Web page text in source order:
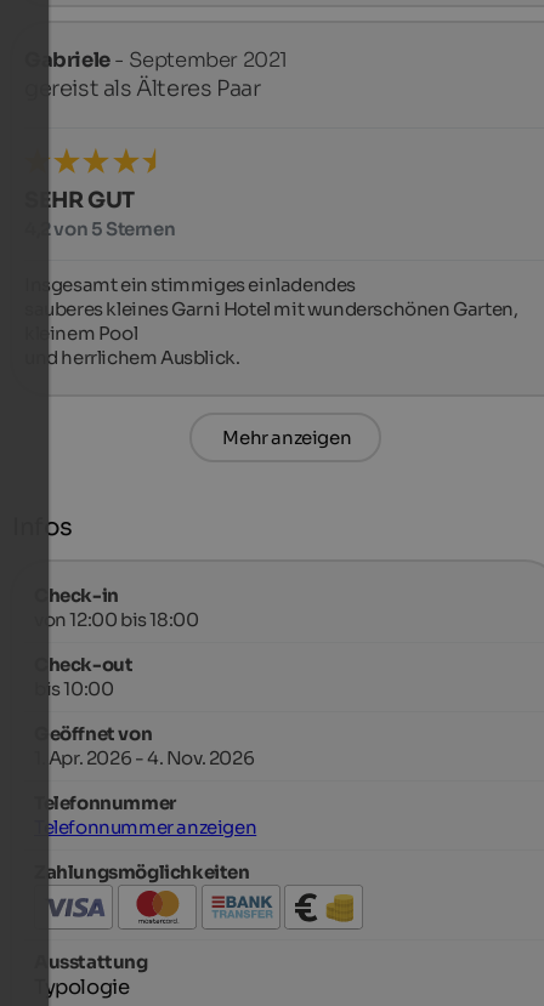
Gabriele- September 2021
gereist als Älteres Paar
SEHR GUT
4,2 von 5 Sternen
Insgesamt ein stimmiges einladendes
sauberes kleines Garni Hotel mit wunderschönen Garten,
kleinem Pool
und herrlichem Ausblick.
Mehr anzeigen
Infos
Check-in
von 12:00 bis 18:00
Check-out
bis 10:00
Geöffnet von
1. Apr. 2026 - 4. Nov. 2026
Telefonnummer
Telefonnummer anzeigen
Zahlungsmöglichkeiten
Ausstattung
Typologie